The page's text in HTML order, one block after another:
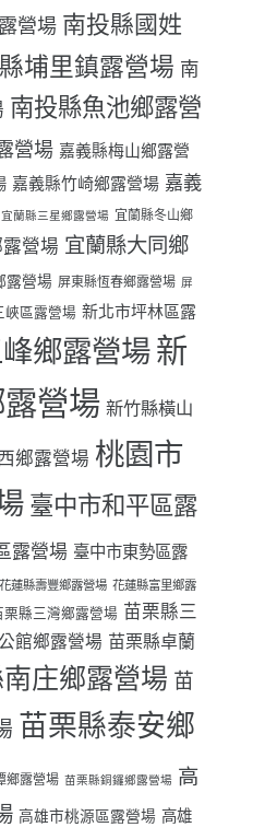
營場 南投縣國姓
埔里鎮露營場 南
南投縣魚池鄉露營
營場 嘉義縣梅山鄉露營
嘉義縣竹崎鄉露營場 嘉義
宜蘭縣三星鄉露營場 宜蘭縣冬山鄉
營場 宜蘭縣大同鄉
露營場 屏東縣恆春鄉露營場 屏
峽區露營場 新北市坪林區露
鄉露營場新
營場 新竹縣橫山
鄉露營場 桃園市
臺中市和平區露
露營場 臺中市東勢區露
花蓮縣壽豐鄉露營場 花蓮縣富里鄉露
栗縣三灣鄉露營場 苗栗縣三
館鄉露營場 苗栗縣卓蘭
庄鄉露營場 苗
苗栗縣泰安鄉
鄉露營場 苗栗縣銅鑼鄉露營場 高
高雄市桃源區露營場 高雄